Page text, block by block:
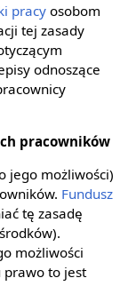
pracyosobom
tej zasady
odnoszące
pracowników
jego możliwości)
Fundusz
tę zasadę
możliwości
prawo to jest